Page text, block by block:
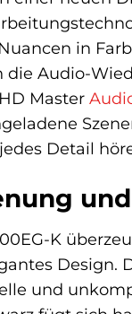
in
die Audio-
Master
Detail
K
und